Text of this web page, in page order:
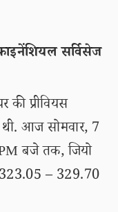
सर्विसेज
प्रीवियस
आज सोमवार, 7
बजे तक, जियो
– 329.70